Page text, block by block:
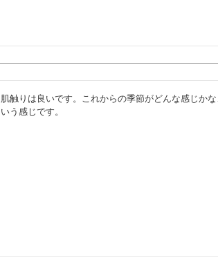
肌触りは良いです。これからの季節がどんな感じか
いう感じです。